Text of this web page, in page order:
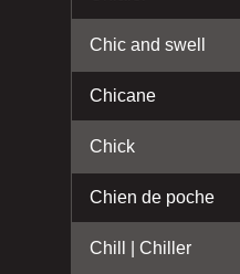
Chic and swell
Chicane
Chick
Chien de poche
Chill | Chiller